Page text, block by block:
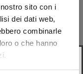
sito con i
dei dati web,
combinarle
o che hanno